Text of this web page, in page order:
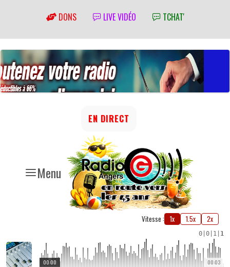
DONS LIVE VIDÉO TCHAT'
Menu
EN DIRECT
Vitesse : 1x 1.5x 2x
0 0 1 1
00:03
00:00